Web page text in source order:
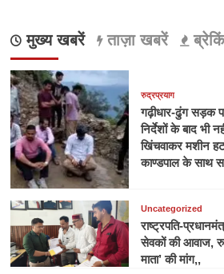
मुख्य खबरें ताज़ा खबरें
रुद्रप्रयाग
गढ़ीधार-ढुंग सड़क
निर्देशों के बाद भी
खिंचवाकर मशीन
काण्डपाल के साथ
Uncategorized
राष्ट्रपति-
सेवकों की आवाज,
माता’ की मांग,,